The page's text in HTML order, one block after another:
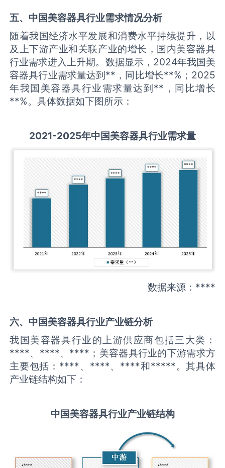
五、中国美容器具行业需求情况分析
随着我国经济水平发展和消费水平持续提升，以
及上下游产业和关联产业的增长，国内美容器具
行业需求进入上升期。数据显示，2024年我国美
容器具行业需求量达到**，同比增长**%；2025
年我国美容器具行业需求量达到**，同比增长
**%。具体数据如下图所示：
2021-2025年中国美容器具行业需求量
数据来源：****
六、中国美容器具行业产业链分析
我国美容器具行业的上游供应商包括三大类：
****、****、****；美容器具行业的下游需求方
主要包括：****、****、****和*****。其具体
产业链结构如下：
中国美容器具行业产业链结构